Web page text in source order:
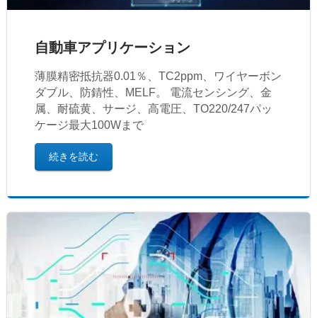
自動車アプリケーション
薄膜精密抵抗器0.01％、TC2ppm、ワイヤーボン
ダブル、防錆性、MELF。 電流センシング、金
属、耐硫黄、サージ、高電圧、TO220/247パッ
ケージ最大100Wまで
続きを読む